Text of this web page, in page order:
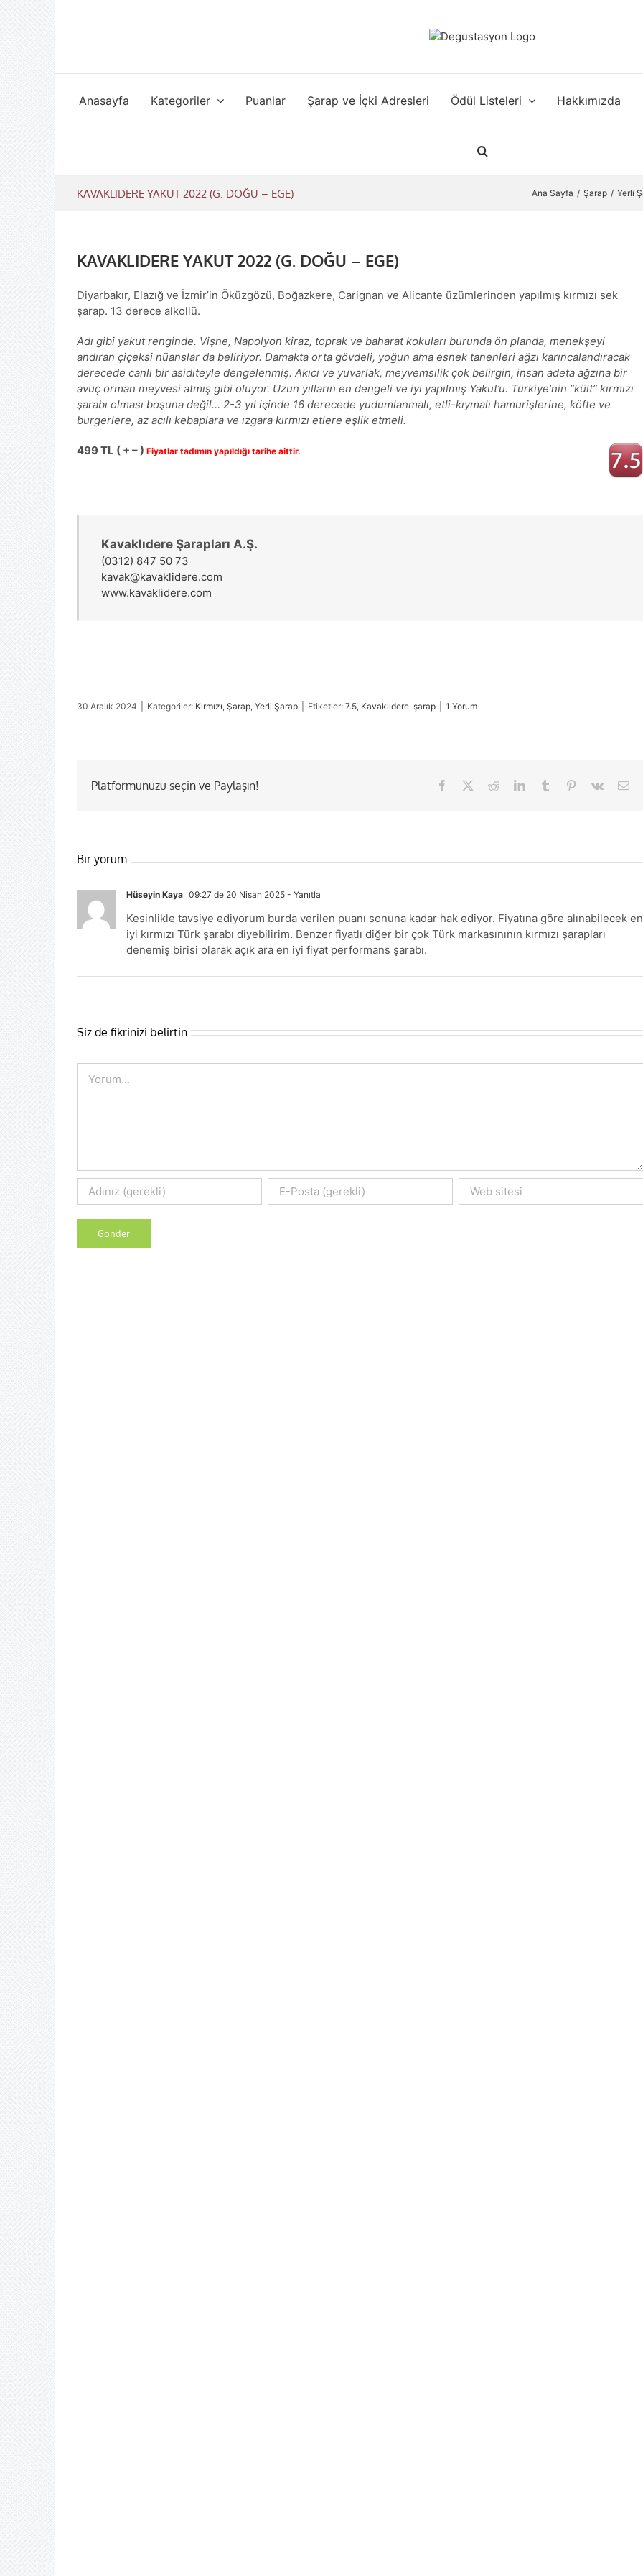
Anasayfa Kategoriler Puanlar Şarap ve İçki Adresleri Ödül Listeleri Hakkımızda
KAVAKLIDERE YAKUT 2022 (G. DOĞU – EGE) Ana Sayfa Şarap Yerli
KAVAKLIDERE YAKUT 2022 (G. DOĞU – EGE)
Diyarbakır, Elazığ ve İzmir’in Öküzgözü, Boğazkere, Carignan ve Alicante üzümlerinden yapılmış kırmızı sek
şarap. 13 derece alkollü.
Adı gibi yakut renginde. Vişne, Napolyon kiraz, toprak ve baharat kokuları burunda ön planda, menekşeyi
andıran çiçeksi nüanslar da beliriyor. Damakta orta gövdeli, yoğun ama esnek tanenleri ağzı karıncalandıracak
derecede canlı bir asiditeyle dengelenmiş. Akıcı ve yuvarlak, meyvemsilik çok belirgin, insan adeta ağzına bir
avuç orman meyvesi atmış gibi oluyor. Uzun yılların en dengeli ve iyi yapılmış Yakut’u. Türkiye’nin “kült” kırmızı
şarabı olması boşuna değil… 2-3 yıl içinde 16 derecede yudumlanmalı, etli-kıymalı hamurişlerine, köfte ve
burgerlere, az acılı kebaplara ve ızgara kırmızı etlere eşlik etmeli.
499 TL ( + – ) Fiyatlar tadımın yapıldığı tarihe aittir.
Kavaklıdere Şarapları A.Ş.
(0312) 847 50 73
kavak@kavaklidere.com
www.kavaklidere.com
30 Aralık 2024 Kategoriler: Kırmızı, Şarap, Yerli Şarap Etiketler: 7.5, Kavaklıdere, şarap 1 Yorum
Platformunuzu seçin ve Paylaşın! Facebook RedditLinkedInTumblr Pinterest
Vk
E-
Bir yorum
Hüseyin Kaya 09:27 de 20 Nisan 2025 - Yanıtla
Kesinlikle tavsiye ediyorum burda verilen puanı sonuna kadar hak ediyor. Fiyatına göre alınabilecek en
iyi kırmızı Türk şarabı diyebilirim. Benzer fiyatlı diğer bir çok Türk markasınının kırmızı şarapları
denemiş birisi olarak açık ara en iyi fiyat performans şarabı.
Siz de fikrinizi belirtin